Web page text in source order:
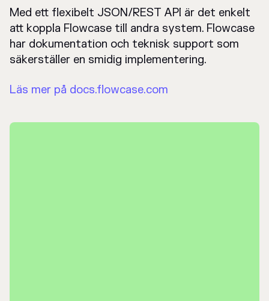
Med ett flexibelt JSON/REST API är det enkelt
att koppla Flowcase till andra system. Flowcase
har dokumentation och teknisk support som
säkerställer en smidig implementering.
Läs mer på docs.flowcase.com